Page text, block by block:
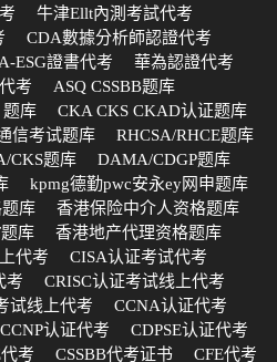
牛津Ellt內測考試代考
CDA數據分析師認證代考
ESG證書代考
華為認證代考
考
ASQ CSSBB题库
题库
CKA CKS CKAD认证题库
信考试题库
RHCSA/RHCE题库
CKS题库
DAMA/CDGP题库
kpmg德勤pwc安永ey网申题库
库
香港保险中介人资格题库
库
香港地产代理资格题库
代考
CISA认证考试代考
考
CRISC认证考试线上代考
试线上代考
CCNA认证代考
CCNP认证代考
CDPSE认证代考
考 CSSBB代考证书 CFE代考